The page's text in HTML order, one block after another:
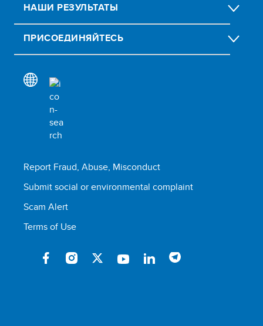
НАШИ РЕЗУЛЬТАТЫ
ПРИСОЕДИНЯЙТЕСЬ
Report Fraud, Abuse, Misconduct
Submit social or environmental complaint
Scam Alert
Terms of Use